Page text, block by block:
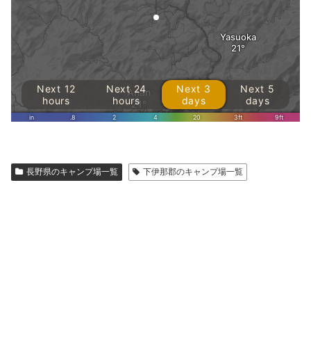
長野県のキャンプ場一覧 下伊那郡のキャンプ場一覧